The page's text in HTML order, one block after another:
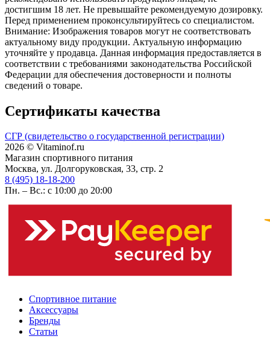
достигшим 18 лет. Не превышайте рекомендуемую дозировку.
Перед применением проконсультируйтесь со специалистом.
Внимание: Изображения товаров могут не соответствовать
актуальному виду продукции. Актуальную информацию
уточняйте у продавца. Данная информация предоставляется в
соответствии с требованиями законодательства Российской
Федерации для обеспечения достоверности и полноты
сведений о товаре.
Сертификаты качества
СГР (свидетельство о государственной регистрации)
2026 © Vitaminof.ru
Магазин спортивного питания
Москва, ул. Долгоруковская, 33, стр. 2
8 (495) 18-18-200
Пн. – Вс.: с 10:00 до 20:00
Спортивное питание
Аксессуары
Бренды
Статьи